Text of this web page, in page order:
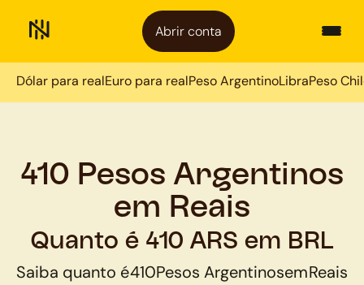
Abrir conta
Dólar para realEuro para realPeso ArgentinoLibraPeso
410 Pesos Argentinos
em Reais
Quanto é 410 ARS em BRL
Saiba quanto é410Pesos ArgentinosemReais